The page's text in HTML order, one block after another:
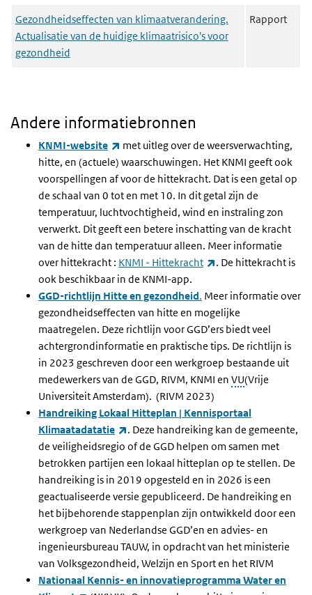
Gezondheidseffecten van klimaatverandering.
Actualisatie van de huidige klimaatrisico's voor
gezondheid
Rapport
Andere informatiebronnen
KNMI-website (externe link)
met uitleg over de weersverwachting,
hitte, en (actuele) waarschuwingen. Het KNMI geeft ook
voorspellingen af voor de hittekracht. Dat is een getal op
de schaal van 0 tot en met 10. In dit getal zijn de
temperatuur, luchtvochtigheid, wind en instraling zon
verwerkt. Dit geeft een betere inschatting van de kracht
van de hitte dan temperatuur alleen. Meer informatie
over hittekracht : KNMI - Hittekracht (externe link)
. De hittekracht is
ook beschikbaar in de KNMI-app.
GGD-richtlijn Hitte en gezondheid. Meer informatie over
gezondheidseffecten van hitte en mogelijke
maatregelen. Deze richtlijn voor GGD’ers biedt veel
achtergrondinformatie en praktische tips. De richtlijn is
in 2023 geschreven door een werkgroep bestaande uit
medewerkers van de GGD, RIVM, KNMI en VU(Vrije
Universiteit Amsterdam). (RIVM 2023)
Handreiking Lokaal Hitteplan | Kennisportaal
Klimaatadatatie
(externe link)
. Deze handreiking kan de gemeente,
de veiligheidsregio of de GGD helpen om samen met
betrokken partijen een lokaal hitteplan op te stellen. De
handreiking is in 2019 opgesteld en in 2026 is een
geactualiseerde versie gepubliceerd. De handreiking en
het bijbehorende stappenplan zijn ontwikkeld door een
werkgroep van Nederlandse GGD’en en advies- en
ingenieursbureau TAUW, in opdracht van het ministerie
van Volksgezondheid, Welzijn en Sport en het RIVM
Nationaal Kennis- en innovatieprogramma Water en